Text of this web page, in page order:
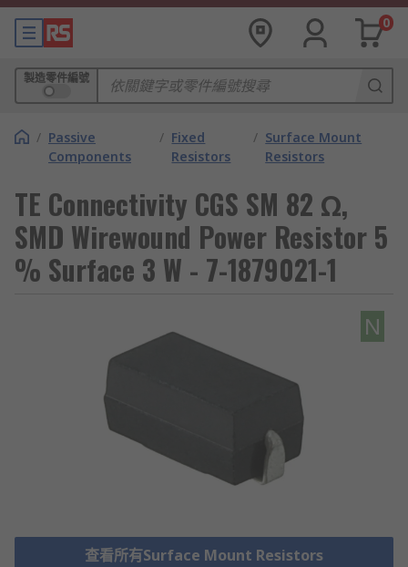
0
製造零件編號
/ Passive
Components
/ Fixed
Resistors
/ Surface Mount
Resistors
TE Connectivity CGS SM 82 Ω,
SMD Wirewound Power Resistor 5
% Surface 3 W - 7-1879021-1
N
查看所有Surface Mount Resistors